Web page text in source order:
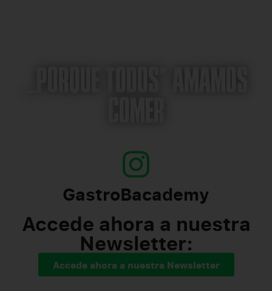
GastroBacademy
Accede ahora a nuestra
Newsletter:
Accede ahora a nuestra Newsletter